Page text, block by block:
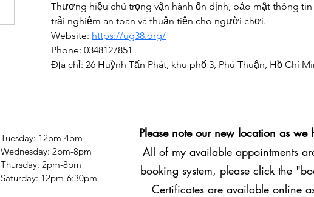
Thương hiệu chú trọng vận hành ổn định, bảo mật thông tin
trải nghiệm an toàn và thuận tiện cho người chơi.
Website: https://ug38.org/
Phone: 0348127851
Địa chỉ: 26 Huỳnh Tấn Phát, khu phố 3, Phú Thuận, Hồ Chí
Tuesday: 12pm-4pm
Wednesday: 2pm-8pm
Thursday: 2pm-8pm
​​Saturday: 12pm-6:30pm
Please note our new location as we
All of my available appointments
booking system, please click the
Certificates are available online